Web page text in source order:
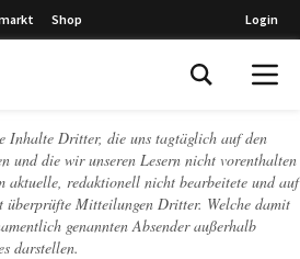
Shop Login
Inhalte Dritter, die uns tagtäglich auf den
und die wir unseren Lesern nicht vorenthalten
aktuelle, redaktionell nicht bearbeitete und auf
überprüfte Mitteilungen Dritter. Welche damit
genannten Absender außerhalb
darstellen.